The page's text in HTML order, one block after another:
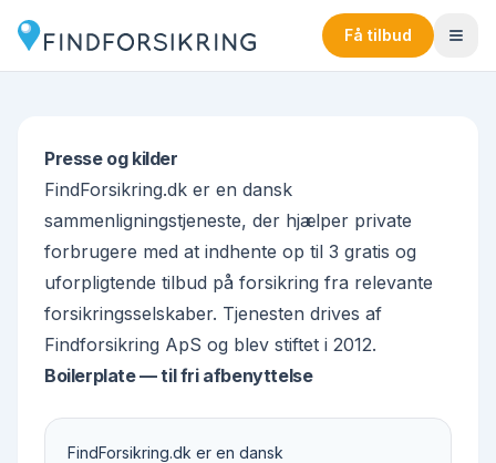
Få tilbud
Presse og kilder
FindForsikring.dk er en dansk
sammenligningstjeneste, der hjælper private
forbrugere med at indhente op til 3 gratis og
uforpligtende tilbud på forsikring fra relevante
forsikringsselskaber. Tjenesten drives af
Findforsikring ApS og blev stiftet i 2012.
Boilerplate — til fri afbenyttelse
FindForsikring.dk er en dansk